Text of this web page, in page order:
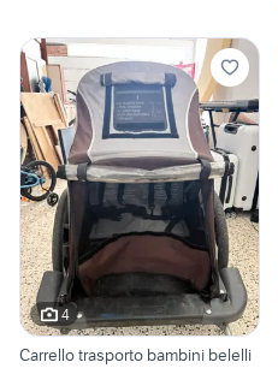
4
Carrello trasporto bambini belelli